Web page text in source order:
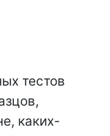
тестов
каких-